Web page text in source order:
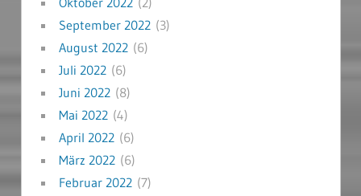
September 2022(3)
August 2022(6)
Juli 2022(6)
Juni 2022(8)
Mai 2022(4)
April 2022(6)
März 2022(6)
Februar 2022(7)